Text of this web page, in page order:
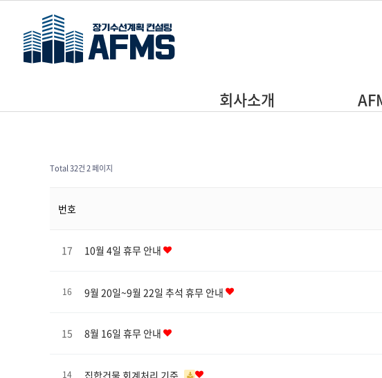
회사소개
Total 32건2 페이지
번호
17 10월 4일 휴무 안내
16 9월 20일~9월 22일 추석 휴무 안내
15 8월 16일 휴무 안내
14 집합건물 회계처리 기준